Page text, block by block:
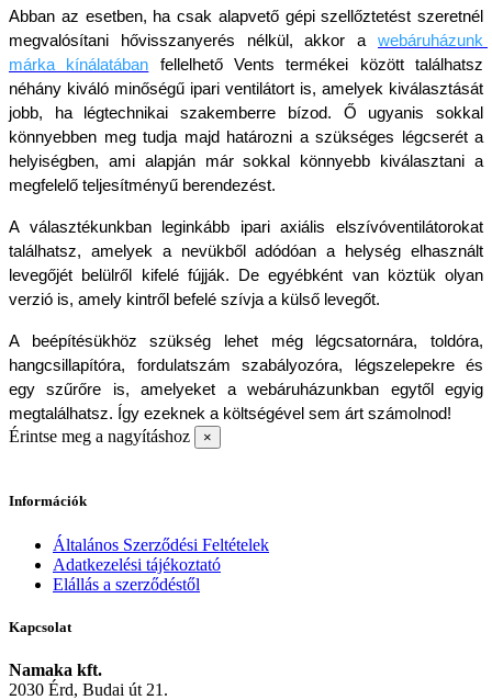
Abban az esetben, ha csak alapvető gépi szellőztetést szeretnél
megvalósítani hővisszanyerés nélkül, akkor a webáruházunk
márka kínálatában
fellelhető Vents termékei között találhatsz
néhány kiváló minőségű ipari ventilátort is, amelyek kiválasztását
jobb, ha légtechnikai szakemberre bízod. Ő ugyanis sokkal
könnyebben meg tudja majd határozni a szükséges légcserét a
helyiségben, ami alapján már sokkal könnyebb kiválasztani a
megfelelő teljesítményű berendezést.
A választékunkban leginkább ipari axiális elszívóventilátorokat
találhatsz, amelyek a nevükből adódóan a helység elhasznált
levegőjét belülről kifelé fújják. De egyébként van köztük olyan
verzió is, amely kintről befelé szívja a külső levegőt.
A beépítésükhöz szükség lehet még légcsatornára, toldóra,
hangcsillapítóra, fordulatszám szabályozóra, légszelepekre és
egy szűrőre is, amelyeket a webáruházunkban egytől egyig
megtalálhatsz. Így ezeknek a költségével sem árt számolnod!
Érintse meg a nagyításhoz ×
Információk
Általános Szerződési Feltételek
Adatkezelési tájékoztató
Elállás a szerződéstől
Kapcsolat
Namaka kft.
2030 Érd, Budai út 21.